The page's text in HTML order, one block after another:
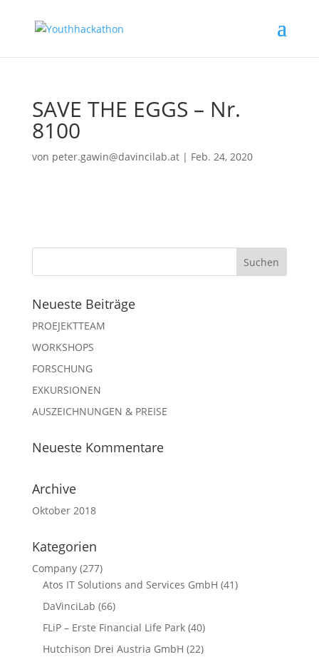
SAVE THE EGGS – Nr.
8100
von peter.gawin@davincilab.at| Feb. 24, 2020
Neueste Beiträge
PROEJEKTTEAM
WORKSHOPS
FORSCHUNG
EXKURSIONEN
AUSZEICHNUNGEN & PREISE
Neueste Kommentare
Archive
Oktober 2018
Kategorien
Company(277)
Atos IT Solutions and Services GmbH (41)
DaVinciLab (66)
FLiP – Erste Financial Life Park(40)
Hutchison Drei Austria GmbH (22)